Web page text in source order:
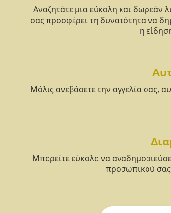
Αναζητάτε μια εύκολη και δωρεάν
σας προσφέρει τη δυνατότητα να
η
Μόλις ανεβάσετε την αγγελία σας,
Μπορείτε εύκολα να
προσωπικού